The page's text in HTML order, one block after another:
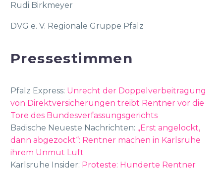
Rudi Birkmeyer
DVG e. V. Regionale Gruppe Pfalz
Pressestimmen
Pfalz Express: Unrecht der Doppelverbeitragung
von Direktversicherungen treibt Rentner vor die
Tore des Bundesverfassungsgerichts
Badische Neueste Nachrichten: „Erst angelockt,
dann abgezockt“: Rentner machen in Karlsruhe
ihrem Unmut Luft
Karlsruhe Insider: Proteste: Hunderte Rentner